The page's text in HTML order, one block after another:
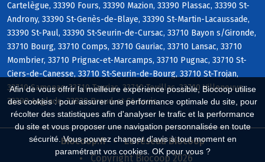
Afin de vous offrir la meilleure expérience possible, Biocoop utilise
des cookies : pour assurer une performance optimale du site, pour
récolter des statistiques afin d'analyser le trafic et la performance
du site et vous proposer une navigation personnalisée en toute
sécurité. Vous pouvez changer d'avis à tout moment en
paramétrant vos cookies. OK pour vous ?
Cartelègue, 33390 Fours, 33390 Mazion, 33390 Plassac, 33390 St-
Androny, 33390 St-Genès-de-Blaye, 33390 St-Martin-Lacaussade,
33390 St-Paul, 33390 St-Seurin-de-Cursac, 33710 Bayon s/Gironde,
33710 Bourg, 33710 Comps, 33710 Gauriac, 33710 Lansac, 33710
Mombrier, 33710 Prignac-et-Marcamps, 33710 Pugnac, 33710 St-
Ciers-de-Canesse, 33710 St-Seurin-de-Bourg, 33710 St-Trojan,
33710 Samonac, 33710 Tauriac, 33710 Teuillac, 33710 Villeneuve,
33390 Anglade, 33820 Braud-et-St-Louis
Biocoop.fr
Le réseau Biocoop
Copyright Biocoop 2026